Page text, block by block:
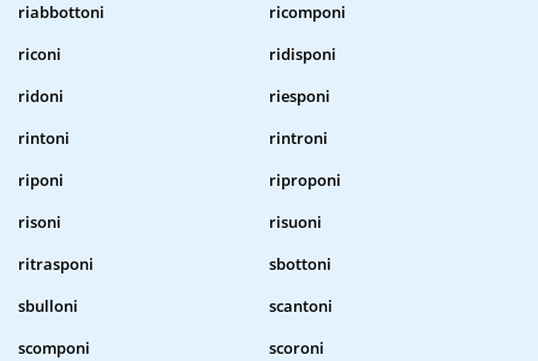
riabbottoni
ricomponi
riconi
ridisponi
ridoni
riesponi
rintoni
rintroni
riponi
riproponi
risoni
risuoni
ritrasponi
sbottoni
sbulloni
scantoni
scomponi
scoroni